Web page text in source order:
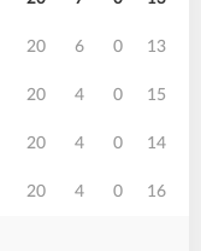
20 6 0 13
20 4 0 15
20 4 0 14
20 4 0 16